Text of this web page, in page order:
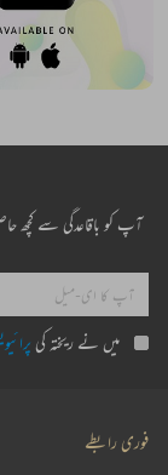
آپ کو باقاعدگی سے کچھ
میں نے ریختہ کی
فوری رابطے